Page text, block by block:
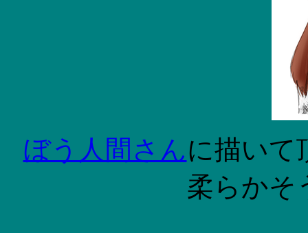
ぼう人間さんに描いて
柔らかそ